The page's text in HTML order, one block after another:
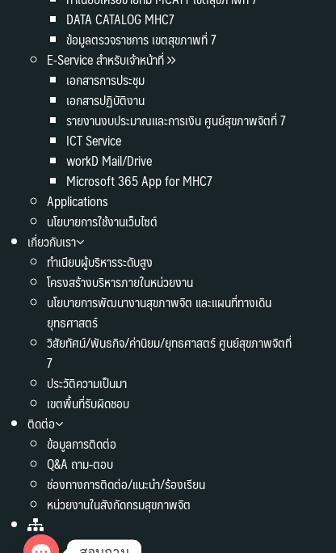
DATA CATALOG MHC7
ข้อมูลตรวจราชการ เขตสุขภาพที่ 7
E-Service สำหรับเจ้าหน้าที่
เอกสารการประชุม
เอกสารปฏิบัติงาน
รายงานงบประมาณและการเงิน ศูนย์สุขภาพจิตที่ 7
ICT Service
workD Mail/Drive
Microsoft 365 App for MHC7
Applications
นโยบายการใช้งานเว็บไซต์
เกี่ยวกับเรา
ทำเนียบผู้บริหารระดับสูง
โครงสร้างบริหารภายในหน่วยงาน
นโยบายการพัฒนางานสุขภาพจิต และแผนที่ทางเดิน
ยุทธศาสตร์
วิสัยทัศน์/พันธกิจ/ค่านิยม/ยุทธศาสตร์ ศูนย์สุขภาพจิตที่
7
ประวัติความเป็นมา
เขตพื้นที่รับผิดชอบ
ติดต่อ
ข้อมูลการติดต่อ
Q&A ถาม-ตอบ
ช่องทางการติดต่อ/แนะนำ/ร้องเรียน
หน่วยงานในสังกัดกรมสุขภาพจิต